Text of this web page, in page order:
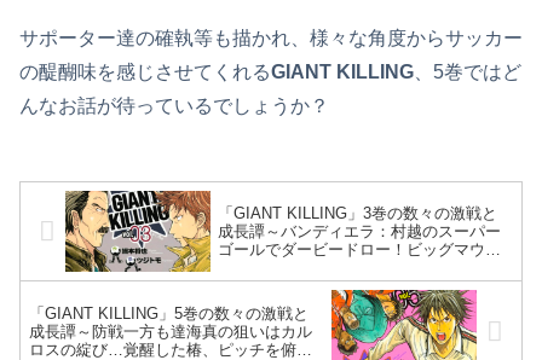
サポーター達の確執等も描かれ、様々な角度からサッカー
の醍醐味を感じさせてくれるGIANT KILLING 、5巻ではど
んなお話が待っているでしょうか？
「GIANT KILLING」3巻の数々の激戦と
成長譚～バンディエラ：村越のスーパー
ゴールでダービードロー！ビッグマウス
合！？ホーム開幕戦、ちょっとした綻び
から0－4完敗～
「GIANT KILLING」5巻の数々の激戦と
成長譚～防戦一方も達海真の狙いはカル
ロスの綻び…覚醒した椿、ピッチを俯瞰